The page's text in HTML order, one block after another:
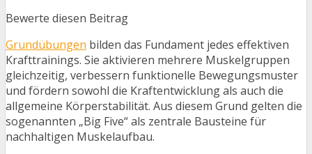
Bewerte diesen Beitrag
Grundübungen bilden das Fundament jedes effektiven
Krafttrainings. Sie aktivieren mehrere Muskelgruppen
gleichzeitig, verbessern funktionelle Bewegungsmuster
und fördern sowohl die Kraftentwicklung als auch die
allgemeine Körperstabilität. Aus diesem Grund gelten die
sogenannten „Big Five“ als zentrale Bausteine für
nachhaltigen Muskelaufbau.